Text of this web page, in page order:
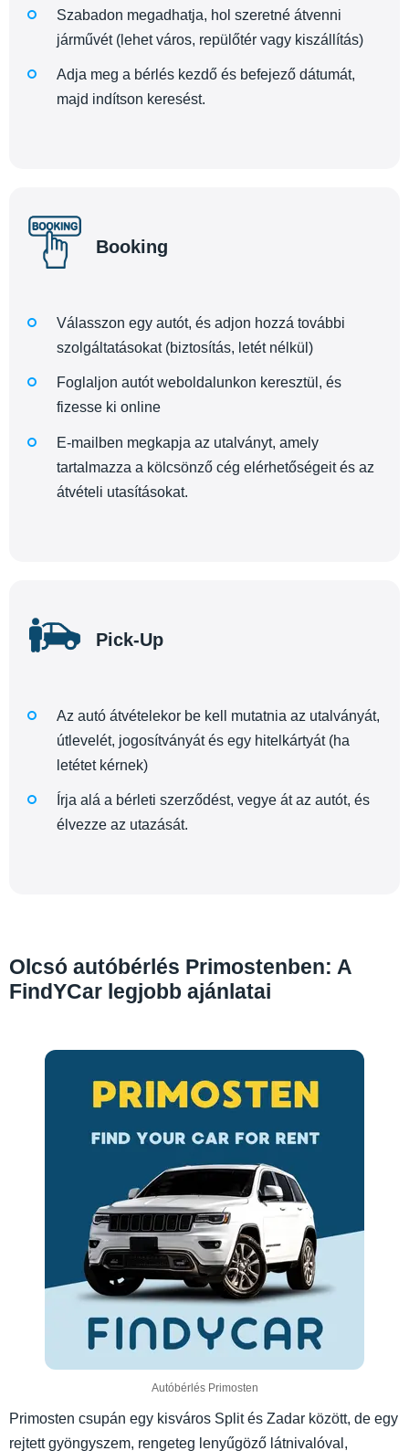
Szabadon megadhatja, hol szeretné átvenni
járművét (lehet város, repülőtér vagy kiszállítás)
Adja meg a bérlés kezdő és befejező dátumát,
majd indítson keresést.
Booking
Válasszon egy autót, és adjon hozzá további
szolgáltatásokat (biztosítás, letét nélkül)
Foglaljon autót weboldalunkon keresztül, és
fizesse ki online
E-mailben megkapja az utalványt, amely
tartalmazza a kölcsönző cég elérhetőségeit és az
átvételi utasításokat.
Pick-Up
Az autó átvételekor be kell mutatnia az utalványát,
útlevelét, jogosítványát és egy hitelkártyát (ha
letétet kérnek)
Írja alá a bérleti szerződést, vegye át az autót, és
élvezze az utazását.
Olcsó autóbérlés Primostenben: A
FindYCar legjobb ajánlatai
Autóbérlés Primosten
Primosten csupán egy kisváros Split és Zadar között, de egy
rejtett gyöngyszem, rengeteg lenyűgöző látnivalóval,